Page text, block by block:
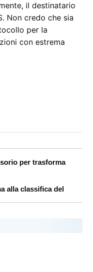
il destinatario
Non credo che sia
per la
con estrema
per trasforma
alla classifica del